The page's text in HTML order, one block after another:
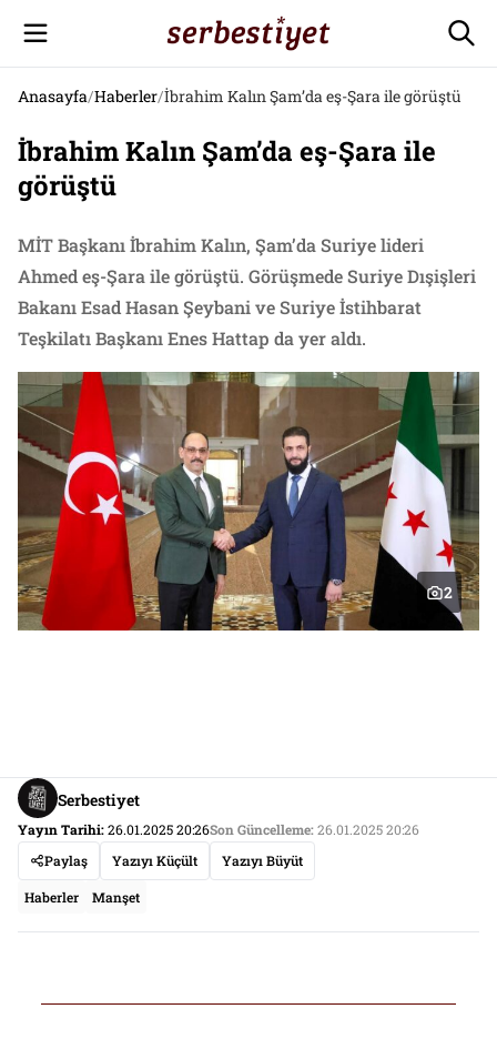
Anasayfa/Haberler/İbrahim Kalın Şam’da eş-Şara ile görüştü
İbrahim Kalın Şam’da eş-Şara ile
görüştü
MİT Başkanı İbrahim Kalın, Şam’da Suriye lideri
Ahmed eş-Şara ile görüştü. Görüşmede Suriye Dışişleri
Bakanı Esad Hasan Şeybani ve Suriye İstihbarat
Teşkilatı Başkanı Enes Hattap da yer aldı.
2
Serbestiyet
Yayın Tarihi:26.01.2025 20:26Son Güncelleme:26.01.2025 20:26
Paylaş
Yazıyı Küçült Yazıyı Büyüt
Haberler Manşet